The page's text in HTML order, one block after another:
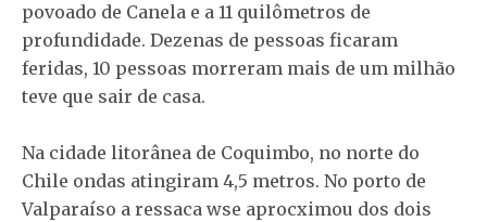
povoado de Canela e a 11 quilômetros de
profundidade. Dezenas de pessoas ficaram
feridas, 10 pessoas morreram mais de um milhão
teve que sair de casa.
Na cidade litorânea de Coquimbo, no norte do
Chile ondas atingiram 4,5 metros. No porto de
Valparaíso a ressaca wse aprocximou dos dois